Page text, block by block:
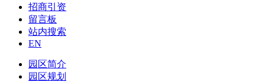
招商引资
留言板
站内搜索
EN
园区简介
园区规划